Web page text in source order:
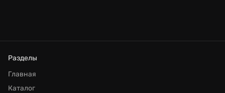
Разделы
Главная
Каталог